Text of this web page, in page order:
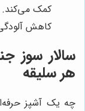
کمک می‌کند.
کاهش
سالار سوز
هر سلیقه
چه یک آشپز